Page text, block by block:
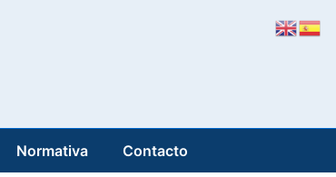
Normativa Contacto